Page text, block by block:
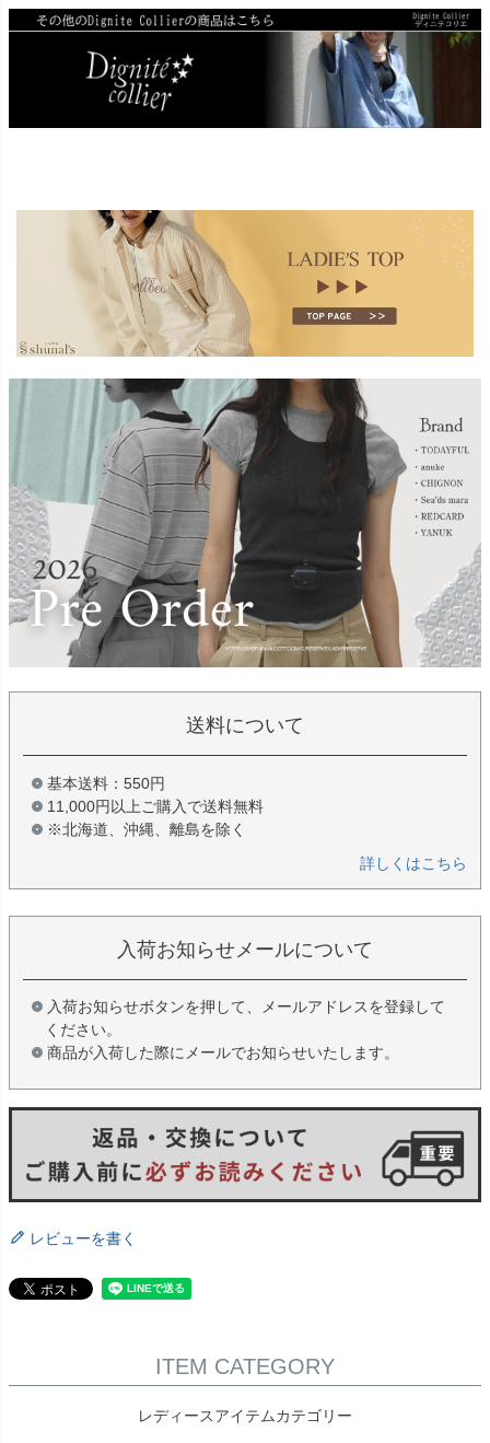
送料について
基本送料：550円
11,000円以上ご購入で送料無料
※北海道、沖縄、離島を除く
詳しくはこちら
入荷お知らせメールについて
入荷お知らせボタンを押して、メールアドレスを登録して
ください。
商品が入荷した際にメールでお知らせいたします。
レビューを書く
ITEM CATEGORY
レディースアイテムカテゴリー